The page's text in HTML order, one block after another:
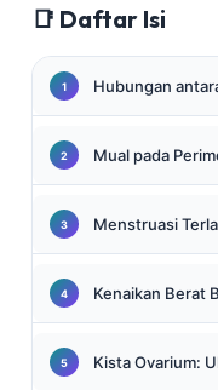
📑 Daftar Isi
Hubungan
Mual pada
Menstruasi
Kenaikan Berat
Kista Ovarium: